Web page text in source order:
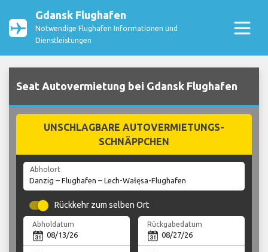
Gdansk Flughafen
Notwendige Flughafen Informationen und
Dienstleistungen
Seat Autovermietung bei Gdansk Flughafen
UNSCHLAGBARE AUTOVERMIETUNGS-
SCHNÄPPCHEN
Abholort
Rückkehr zum selben Ort
Abholdatum Rückgabedatum